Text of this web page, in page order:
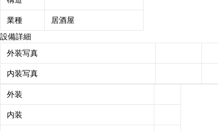
業種
居酒屋
設備詳細
外装写真
内装写真
外装
内装